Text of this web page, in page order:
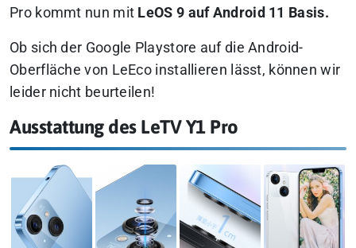
Pro kommt nun mit LeOS 9 auf Android 11 Basis.
Ob sich der Google Playstore auf die Android-
Oberfläche von LeEco installieren lässt, können wir
leider nicht beurteilen!
Ausstattung des LeTV Y1 Pro